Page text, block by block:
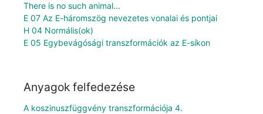
There is no such animal...
E 07 Az E-háromszög nevezetes vonalai és pontjai
H 04 Normális(ok)
E 05 Egybevágósági transzformációk az E-síkon
Anyagok felfedezése
A koszinuszfüggvény transzformációja 4.